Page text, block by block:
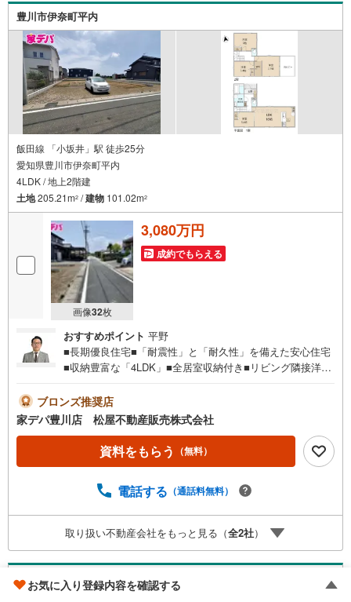
休日:水曜日）この時間帯はお電話でのお問い合わせがスム
ーズにご案内できます。右下の電話ボタンをタッチ！もし
くはお気軽にお電話ください。
豊川市伊奈町平内
飯田線 「小坂井」駅 徒歩25分
愛知県豊川市伊奈町平内
4LDK / 地上2階建
土地205.21m2 /建物 101.02m2
画像32枚
3,080万円
成約でもらえる
おすすめポイント 平野
■長期優良住宅■「耐震性」と「耐久性」を備えた安心住宅
■収納豊富な「4LDK」■全居室収納付き■リビング隣接洋室
圏内！■おすすめポイント ・食料品や日用品もきれいに保
存ができるパントリー●家デパ 松屋不動産販売 のつよみ
●・豊橋市・豊川市・知立市・浜松市の4店舗営業中！三河
エリア・遠州エリアの物件ならおまかせください。新築戸
建、中古戸建、中古マンション、土地をお客様のご希望に
多数！中古物件をご購入の際、約70％という多くの方々が
ス用意しております。ぜひご家族そろってご来場くださ
い。・営業時間 午前9時00分～午後6時30分 （定休日:水曜
案内できます。右下の電話ボタンをタッチ！もしくはお気
ブロンズ推奨店
家デパ豊川店 松屋不動産販売株式会社
資料をもらう （無料）
電話する （通話料無料）
取り扱い不動産会社をもっと見る（全2社）
豊川市伊奈町原松
お気に入り登録内容を確認する